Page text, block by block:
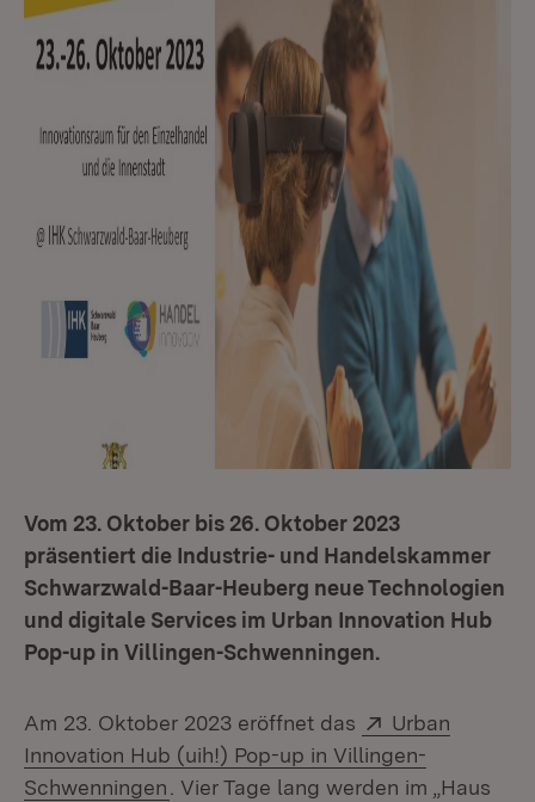
Vom 23. Oktober bis 26. Oktober 2023
präsentiert die Industrie- und Handelskammer
Schwarzwald-Baar-Heuberg neue Technologien
und digitale Services im Urban Innovation Hub
Pop-up in Villingen-Schwenningen.
Am 23. Oktober 2023 eröffnet das Extern:
Urban
Innovation Hub (uih!) Pop-up in Villingen-
Schwenningen (Öffnet in neuem Fenster)
. Vier Tage lang werden im „Haus